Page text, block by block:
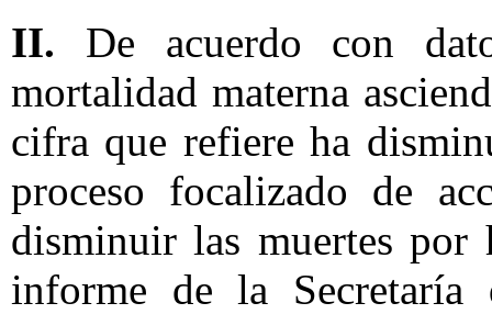
II. De acuerdo con
mortalidad materna
cifra que refiere ha
proceso focalizado de
disminuir las muertes por
informe de la Secretaría